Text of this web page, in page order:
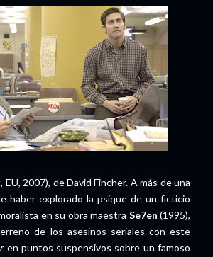
EU, 2007), de David Fincher. A más de una
haber explorado la psique de un ficticio
en su obra maestra Se7en (1995),
de los asesinos seriales con este
en puntos suspensivos sobre un famoso